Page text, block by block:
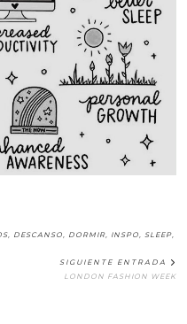
DESCANSO DORMIR INSPO SLEEP
SIGUIENTE ENTRADA
LONDON FASHION WEEK